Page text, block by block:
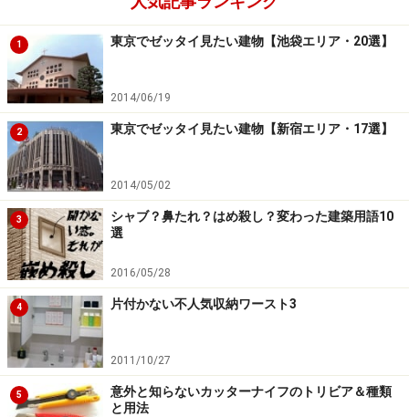
1 東京でゼッタイ見たい建物【池袋エリア・20選】
2014/06/19
2 東京でゼッタイ見たい建物【新宿エリア・17選】
2014/05/02
3
シャブ？鼻たれ？はめ殺し？変わった建築用語10
選
2016/05/28
4 片付かない不人気収納ワースト3
2011/10/27
5
意外と知らないカッターナイフのトリビア＆種類
と用法